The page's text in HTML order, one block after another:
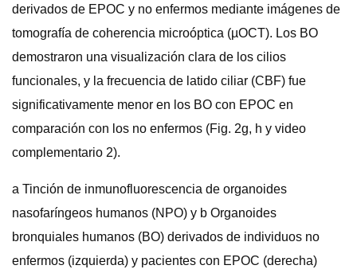
derivados de EPOC y no enfermos mediante imágenes de
tomografía de coherencia microóptica (µOCT). Los BO
demostraron una visualización clara de los cilios
funcionales, y la frecuencia de latido ciliar (CBF) fue
significativamente menor en los BO con EPOC en
comparación con los no enfermos (Fig. 2g, h y video
complementario 2).
a Tinción de inmunofluorescencia de organoides
nasofaríngeos humanos (NPO) y b Organoides
bronquiales humanos (BO) derivados de individuos no
enfermos (izquierda) y pacientes con EPOC (derecha)